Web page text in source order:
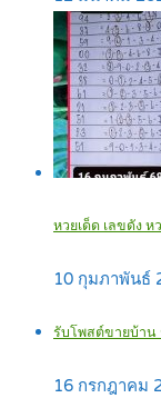
หวยเด็ด เลขดัง
10 กุมภาพันธ์
รับโพสต์ขายบ้าน
16 กรกฎาคม